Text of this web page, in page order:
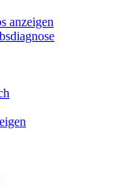
anzeigen